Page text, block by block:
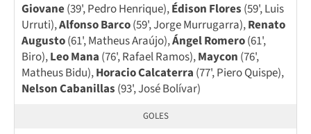
Giovane(39', Pedro Henrique),Édison Flores (59', Luis
Urruti),Alfonso Barco(59', Jorge Murrugarra),Renato
Augusto(61', Matheus Araújo),Ángel Romero(61',
Biro),Leo Mana (76', Rafael Ramos),Maycon (76',
Matheus Bidu),Horacio Calcaterra (77', Piero Quispe),
Nelson Cabanillas (93', José Bolívar)
GOLES